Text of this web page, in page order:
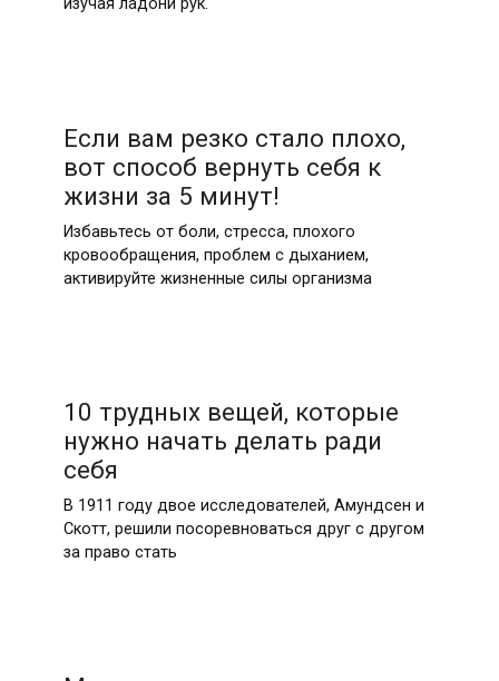
изучая ладони рук.
Если вам резко стало плохо,
вот способ вернуть себя к
жизни за 5 минут!
Избавьтесь от боли, стресса, плохого
кровообращения, проблем с дыханием,
активируйте жизненные силы организма
10 трудных вещей, которые
нужно начать делать ради
себя
В 1911 году двое исследователей, Амундсен и
Скотт, решили посоревноваться друг с другом
за право стать